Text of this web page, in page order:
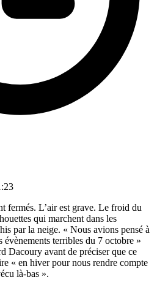
fermés. L’air est grave. Le froid du
qui marchent dans les
par la neige. « Nous avions pensé à
évènements terribles du 7 octobre »
Dacoury avant de préciser que ce
« en hiver pour nous rendre compte
là-bas ».